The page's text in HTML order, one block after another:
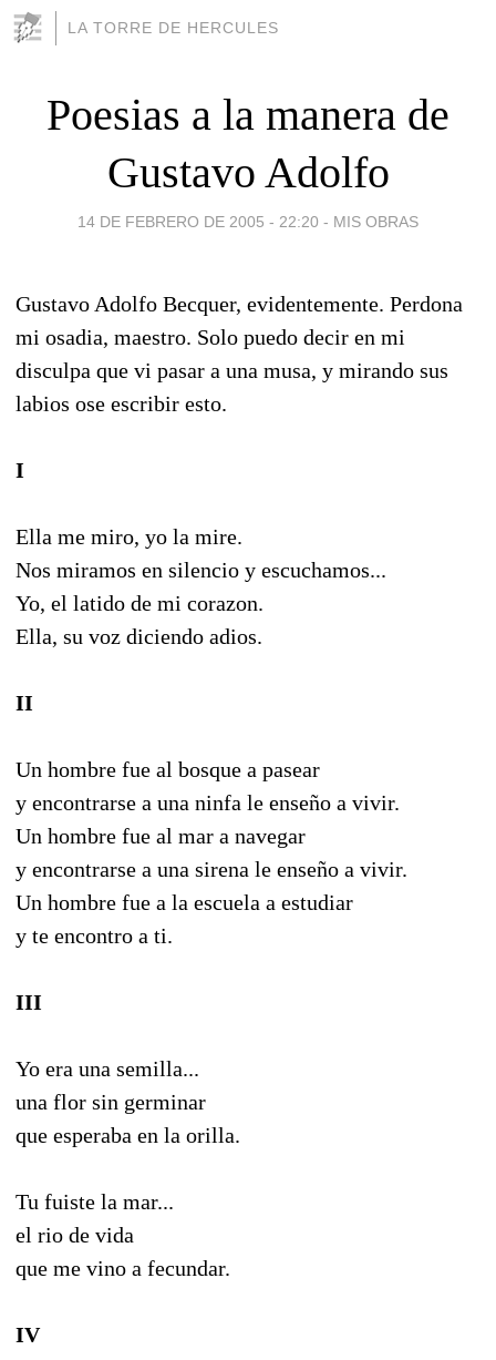
LA TORRE DE HERCULES
Poesias a la manera de
Gustavo Adolfo
14 DE FEBRERO DE 2005 - 22:20 - MIS OBRAS
Gustavo Adolfo Becquer, evidentemente. Perdona
mi osadia, maestro. Solo puedo decir en mi
disculpa que vi pasar a una musa, y mirando sus
labios ose escribir esto.
I
Ella me miro, yo la mire.
Nos miramos en silencio y escuchamos...
Yo, el latido de mi corazon.
Ella, su voz diciendo adios.
II
Un hombre fue al bosque a pasear
y encontrarse a una ninfa le enseño a vivir.
Un hombre fue al mar a navegar
y encontrarse a una sirena le enseño a vivir.
Un hombre fue a la escuela a estudiar
y te encontro a ti.
III
Yo era una semilla...
una flor sin germinar
que esperaba en la orilla.
Tu fuiste la mar...
el rio de vida
que me vino a fecundar.
IV